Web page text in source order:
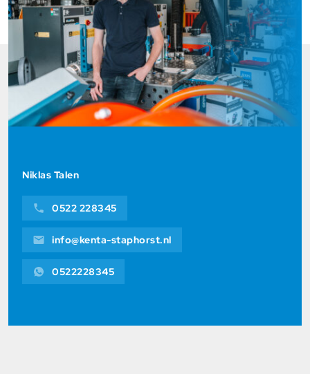
Niklas Talen
0522 228345
info@kenta-staphorst.nl
0522228345